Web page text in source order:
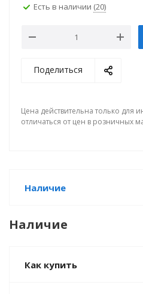
Есть в наличии (20)
Поделиться
Цена действительна только для
отличаться от цен в розничных
Наличие
Наличие
Как купить